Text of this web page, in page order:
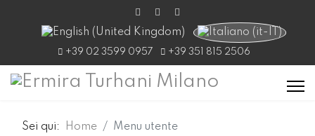
Seleziona la tua lingua
+39 02 3599 0957 +39 351 815 2506
Sei qui: Home Menu utente